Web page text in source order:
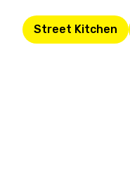
Street Kitchen